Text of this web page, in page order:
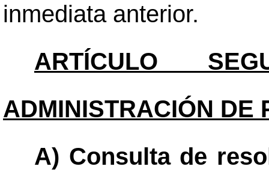
inmediata anterior.
ARTÍCULO
ADMINISTRACIÓN DE
A) Consulta de